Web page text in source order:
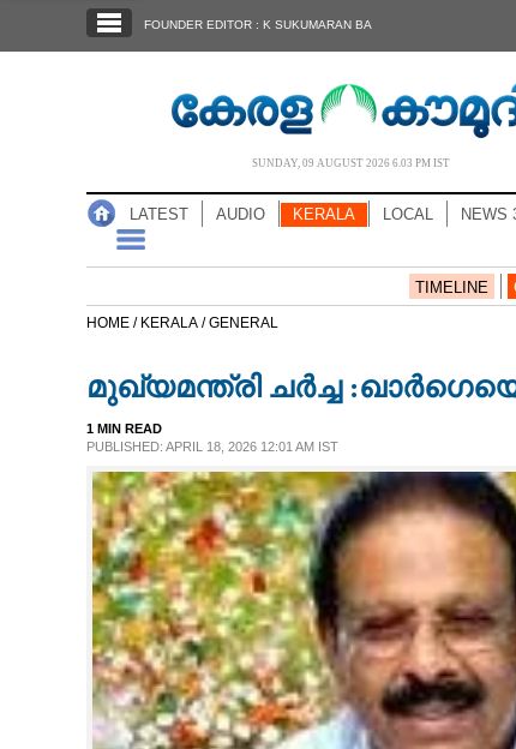
NOTIFIED NEWS
CASE DIARY
FOUNDER EDITOR : K SUKUMARAN BA
SUNDAY, 09 AUGUST 2026 6.03 PM IST
LATEST AUDIO KERALA LOCAL NEWS
TIMELINE
HOME / KERALA /GENERAL
മുഖ്യമന്ത്രി ചർച്ച
1 MIN READ
PUBLISHED: APRIL 18, 2026 12:01 AM IST